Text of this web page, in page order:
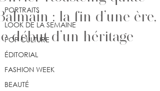
PORTRAITS
LOOK DE LA SEMAINE
POP CULTURE
ÉDITORIAL
FASHION WEEK
BEAUTÉ
: la fin d’une ère,
début d’un héritage